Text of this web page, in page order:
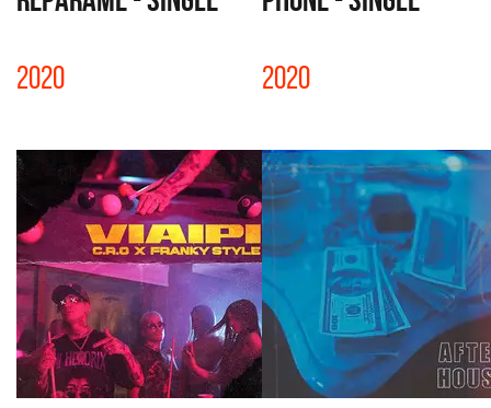
2020 2020